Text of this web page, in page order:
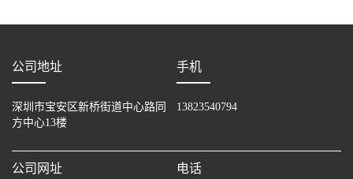
公司地址
深圳市宝安区新桥街道中心路同
方中心13楼
手机
13823540794
公司网址 电话